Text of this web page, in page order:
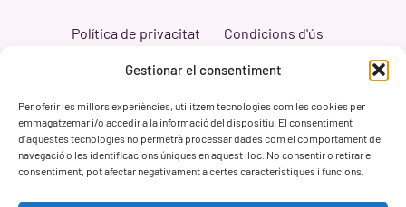
Gestionar el consentiment
Per oferir les millors experiències, utilitzem tecnologies com les cookies per
emmagatzemar i/o accedir a la informació del dispositiu. El consentiment
d'aquestes tecnologies no permetrà processar dades com el comportament de
navegació o les identificacions úniques en aquest lloc. No consentir o retirar el
consentiment, pot afectar negativament a certes característiques i funcions.
Política de privacitat
Condicions d'ús
Branding i Web ASH Proyectos Creativos